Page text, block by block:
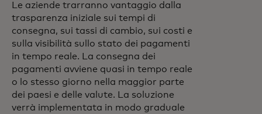
Le aziende trarranno vantaggio dalla
trasparenza iniziale sui tempi di
consegna, sui tassi di cambio, sui costi e
sulla visibilità sullo stato dei pagamenti
in tempo reale. La consegna dei
pagamenti avviene quasi in tempo reale
o lo stesso giorno nella maggior parte
dei paesi e delle valute. La soluzione
verrà implementata in modo graduale